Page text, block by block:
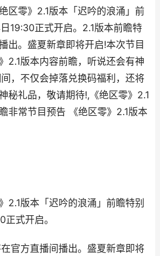
区零》2.1版本「迟吟的浪涌」前
19:30正式开启。2.1版本前瞻特
出。盛夏新章即将开启!本次节目
2.1版本内容前瞻，听说还会有神
，不仅会掉落兑换码福利，还将
秘礼品，敬请期待!,《绝区零》2.1
非常节目预告 《绝区零》2.1版本
2.1版本「迟吟的浪涌」前瞻特别
式开启。
官方直播间播出。盛夏新章即将